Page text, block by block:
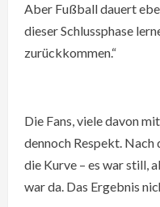
Aber Fußball dauert
dieser Schlussphase
zurückkommen.“
Die Fans, viele davon
dennoch Respekt. Nach
die Kurve – es war still,
war da. Das Ergebnis